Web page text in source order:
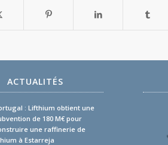
ACTUALITÉS
: Lifthium obtient une
de 180 M€ pour
une raffinerie de
à Estarreja